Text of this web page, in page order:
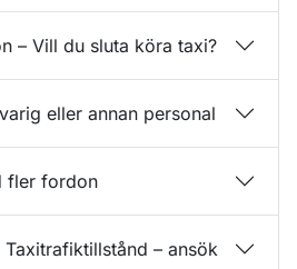
– Vill du sluta köra taxi?
eller annan personal
fler fordon
– ansök